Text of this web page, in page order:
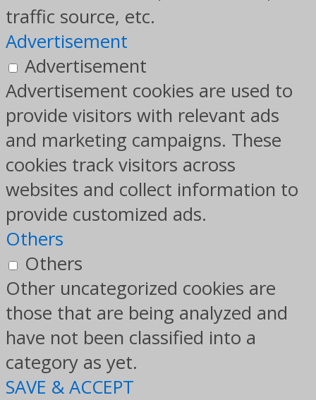
traffic source, etc.
Advertisement
Advertisement
Advertisement cookies are used to
provide visitors with relevant ads
and marketing campaigns. These
cookies track visitors across
websites and collect information to
provide customized ads.
Others
Others
Other uncategorized cookies are
those that are being analyzed and
have not been classified into a
category as yet.
SAVE & ACCEPT